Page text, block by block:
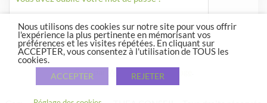
Crée par WordPressetCourage
Nous utilisons des cookies sur notre site pour vous offrir
l'expérience la plus pertinente en mémorisant vos
préférences et les visites répétées. En cliquant sur
ACCEPTER, vous consentez à l'utilisation de TOUS les
cookies.
ACCEPTER
REJETER